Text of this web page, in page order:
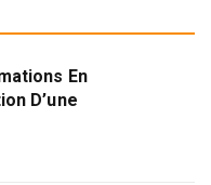
En
D’une